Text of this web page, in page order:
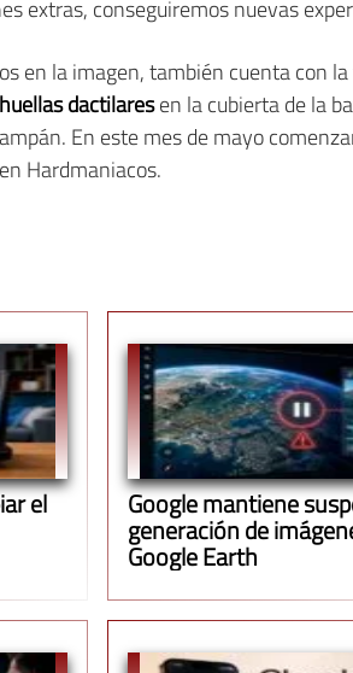
extras, conseguiremos nuevas
en la imagen, también cuenta con
dactilaresen la cubierta de la
En este mes de mayo
Hardmaniacos.
el Google mantiene
generación de
Google Earth